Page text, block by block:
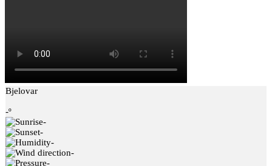
Bjelovar
-º
-
-
-
-
-